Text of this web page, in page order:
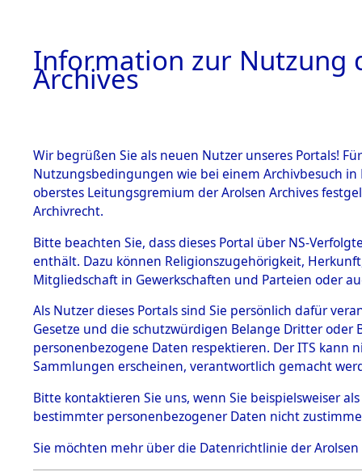
BESTÄNDE
1.
mente
5. Verschiedenes
5.3
Todesmärsche
5.3.1 Alliierte
Erhebungen
zu
Todesmärsch
en
5.3.2
Information zur Nutzung
Archives
Wir begrüßen Sie als neuen Nutzer unseres Portals!
Nutzungsbedingungen wie bei einem Archivbesuch
oberstes Leitungsgremium der Arolsen Archives
Archivrecht.
Bitte beachten Sie, dass dieses Portal über NS-
enthält. Dazu können Religionszugehörigkeit,
Mitgliedschaft in Gewerkschaften und Parteien oder
Als Nutzer dieses Portals sind Sie persönlich dafür
Gesetze und die schutzwürdigen Belange Dritter
personenbezogene Daten respektieren. Der ITS
Sammlungen erscheinen, verantwortlich gemacht
Bitte kontaktieren Sie uns, wenn Sie beispielsweiser
bestimmter personenbezogener Daten nicht
Sie möchten mehr über die Datenrichtlinie der Arolsen